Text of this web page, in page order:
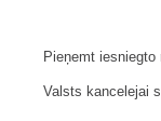
Pieņemt
Valsts kancelejai